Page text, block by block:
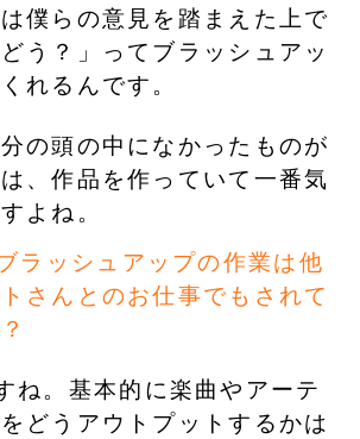
僕らの意見を踏まえた上で
う？」ってブラッシュアッ
れるんです。
の頭の中になかったものが
、作品を作っていて一番気
よね。
ラッシュアップの作業は他
さんとのお仕事でもされて
ね。基本的に楽曲やアーテ
どうアウトプットするかは